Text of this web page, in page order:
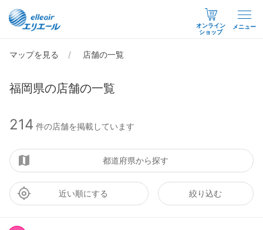
オンライン
ショップ
メニュー
マップを見る 店舗の一覧
福岡県の店舗の一覧
214 件の店舗を掲載しています
都道府県から探す
近い順にする 絞り込む